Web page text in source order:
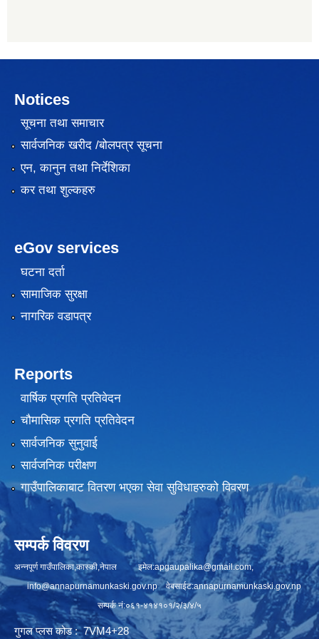
Notices
सूचना तथा समाचार
सार्वजनिक खरीद /बोलपत्र सूचना
एन, कानुन तथा निर्देशिका
कर तथा शुल्कहरु
eGov services
घटना दर्ता
सामाजिक सुरक्षा
नागरिक वडापत्र
Reports
वार्षिक प्रगति प्रतिवेदन
चौमासिक प्रगति प्रतिवेदन
सार्वजनिक सुनुवाई
सार्वजनिक परीक्षण
गाउँपालिकाबाट वितरण भएका सेवा सुविधाहरुको विवरण
सम्पर्क विवरण
अन्नपूर्ण गाउँपालिका,कास्की,नेपाल इमेल:apgaupalika@gmail.com,
info@annapurnamunkaski.gov.npवेबसाईट:annapurnamunkaski.gov.np
सम्पर्क नं:०६१-४१४१०१/२/३/४/५
गुगल प्लस कोड : 7VM4+28